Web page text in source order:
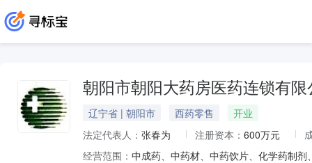
朝阳市朝阳大药房医药连锁有限
辽宁省 | 朝阳市 西药零售
开业
法定代表人： 张春为 注册资本： 600万元
经营范围：